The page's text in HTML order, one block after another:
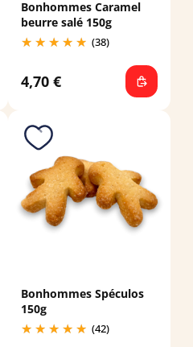
Bonhommes Caramel
beurre salé 150g
(38)
4,70 €
Bonhommes Spéculos
150g
(42)